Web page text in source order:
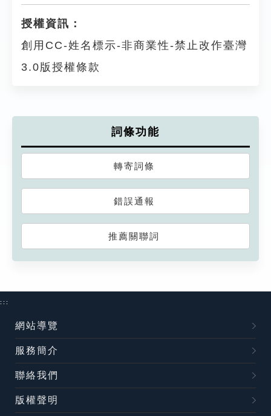
授權資訊：
創用CC-姓名標示-非商業性-禁止改作臺灣
3.0版授權條款
詞條功能
轉寄詞條
錯誤通報
推薦關聯詞
:::
網站導覽
服務簡介
聯絡我們
版權聲明